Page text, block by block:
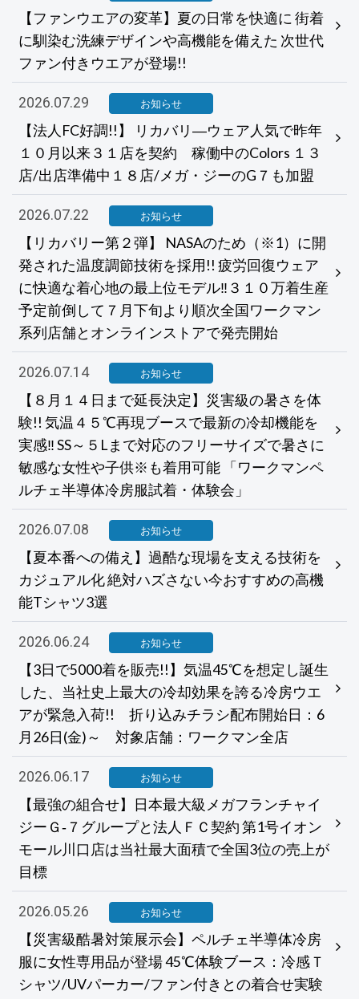
【ファンウエアの変革】夏の日常を快適に 街着
に馴染む洗練デザインや高機能を備えた 次世代
ファン付きウエアが登場!!
2026.07.29 お知らせ
【法人FC好調!!】 リカバリ―ウェア人気で昨年
１０月以来３１店を契約 稼働中のColors １３
店/出店準備中１８店/メガ・ジーのG７も加盟
2026.07.22 お知らせ
【リカバリー第２弾】 NASAのため（※1）に開
発された温度調節技術を採用!! 疲労回復ウェア
に快適な着心地の最上位モデル‼３１０万着生産
予定前倒して７月下旬より順次全国ワークマン
系列店舗とオンラインストアで発売開始
2026.07.14 お知らせ
【８月１４日まで延長決定】災害級の暑さを体
験!! 気温４５℃再現ブースで最新の冷却機能を
実感‼ SS～５Lまで対応のフリーサイズで暑さに
敏感な女性や子供※も着用可能 「ワークマンペ
ルチェ半導体冷房服試着・体験会」
2026.07.08 お知らせ
【夏本番への備え】過酷な現場を支える技術を
カジュアル化 絶対ハズさない今おすすめの高機
能Tシャツ3選
2026.06.24 お知らせ
【3日で5000着を販売!!】気温45℃を想定し誕生
した、当社史上最大の冷却効果を誇る冷房ウエ
アが緊急入荷!! 折り込みチラシ配布開始日：6
月26日(金)～ 対象店舗：ワークマン全店
2026.06.17 お知らせ
【最強の組合せ】日本最大級メガフランチャイ
ジーＧ‐７グループと法人ＦＣ契約 第1号イオン
モール川口店は当社最大面積で全国3位の売上が
目標
2026.05.26 お知らせ
【災害級酷暑対策展示会】ペルチェ半導体冷房
服に女性専用品が登場 45℃体験ブース：冷感Ｔ
シャツ/UVパーカー/ファン付きとの着合せ実験